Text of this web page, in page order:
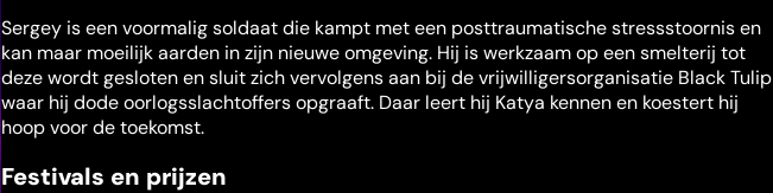
Sergey is een voormalig soldaat die kampt met een posttraumatische stressstoornis en
kan maar moeilijk aarden in zijn nieuwe omgeving. Hij is werkzaam op een smelterij tot
deze wordt gesloten en sluit zich vervolgens aan bij de vrijwilligersorganisatie Black Tulip
waar hij dode oorlogsslachtoffers opgraaft. Daar leert hij Katya kennen en koestert hij
hoop voor de toekomst.
Festivals en prijzen